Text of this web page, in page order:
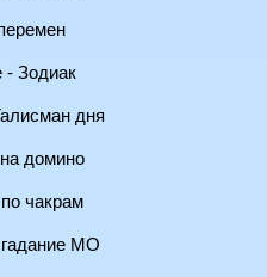
- Зодиак
дня
домино
чакрам
гадание МО